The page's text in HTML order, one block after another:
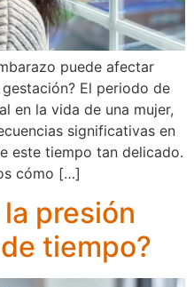
puede afectar
El periodo de
en la vida de una mujer,
significativas en
este tiempo tan delicado.
cómo […]
presión
tiempo?